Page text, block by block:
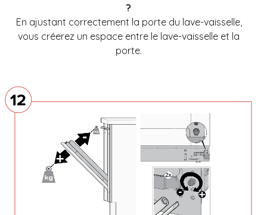
?
En ajustant correctement la porte du lave-vaisselle,
vous créerez un espace entre le lave-vaisselle et la
porte.